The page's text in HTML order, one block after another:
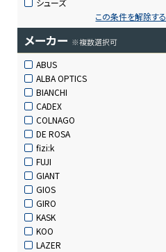
シューズ
この条件を解除する
メーカー ※複数選択可
ABUS
ALBA OPTICS
BIANCHI
CADEX
COLNAGO
DE ROSA
fizi:k
FUJI
GIANT
GIOS
GIRO
KASK
KOO
LAZER